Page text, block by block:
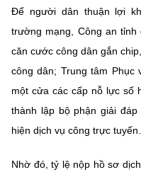
Để người dân thuận lợi
trường mạng, Công an
căn cước công dân gắn
công dân; Trung tâm Phục
một cửa các cấp nỗ lực số
thành lập bộ phận giải
hiện dịch vụ công trực
Nhờ đó, tỷ lệ nộp hồ sơ